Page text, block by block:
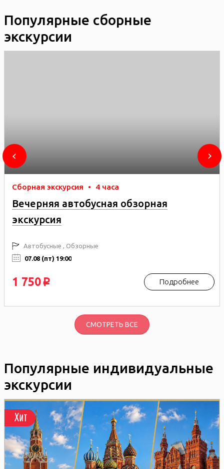
Популярные сборные
экскурсии
Сборная экскурсия • 4 часа
Вечерняя автобусная обзорная
экскурсия
Автобусные , Обзорные
07.08 (пт) 19:00
1 750 p Подробнее
СМОТРЕТЬ ВСЕ
Популярные индивидуальные
экскурсии
Хит